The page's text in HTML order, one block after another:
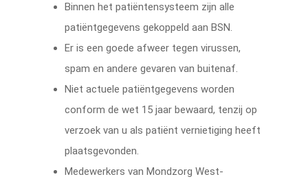
Binnen het patiëntensysteem zijn alle
patiëntgegevens gekoppeld aan BSN.
Er is een goede afweer tegen virussen,
spam en andere gevaren van buitenaf.
Niet actuele patiëntgegevens worden
conform de wet 15 jaar bewaard, tenzij op
verzoek van u als patiënt vernietiging heeft
plaatsgevonden.
Medewerkers van Mondzorg West-